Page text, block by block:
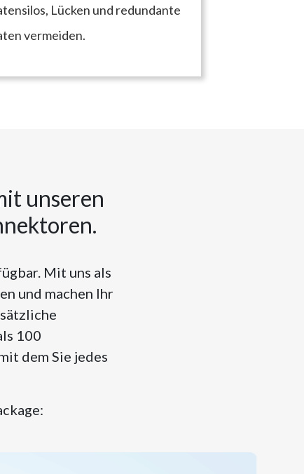
Lücken und redundante
vermeiden.
unseren
Mit uns als
und machen Ihr
100
dem Sie jedes